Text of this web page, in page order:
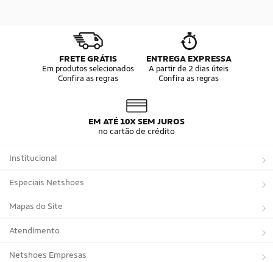
FRETE GRÁTIS
Em produtos selecionados
Confira as regras
ENTREGA EXPRESSA
A partir de 2 dias úteis
Confira as regras
EM ATÉ 10X SEM JUROS
no cartão de crédito
Institucional
Sobre a Netshoes
Política de Privacidade
Programa de Afiliados
Regulamentos
Especiais Netshoes
Suplementos
Corrida
Bicicletas
Mapas do Site
Marcas
Tipos de Produtos
Atendimento
Trocas e devoluções
Netshoes Empresas